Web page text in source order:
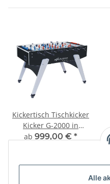
Alle
Kickertisch Tischkicker
Kicker G-2000 in
verschiedenen
ab 999,00 € *